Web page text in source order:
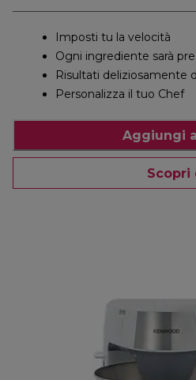
Imposti tu la velocità
Ogni ingrediente sarà
Risultati deliziosamente
Personalizza il tuo Chef
Aggiungi
Scopri